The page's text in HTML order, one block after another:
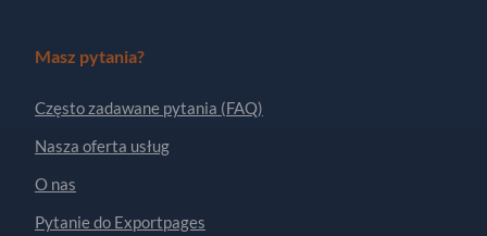
Masz pytania?
Często zadawane pytania (FAQ)
Nasza oferta usług
O nas
Pytanie do Exportpages